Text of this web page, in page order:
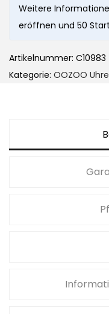
Weitere
eröffnen und 50
Artikelnummer: C10983
Kategorie: OOZOO